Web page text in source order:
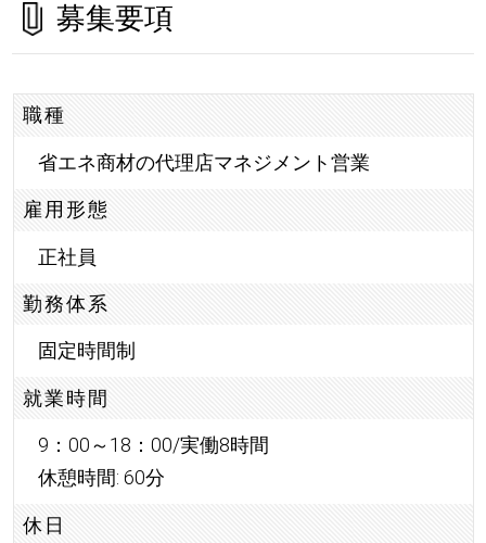
募集要項
職種
省エネ商材の代理店マネジメント営業
雇用形態
正社員
勤務体系
固定時間制
就業時間
9：00～18：00/実働8時間
休憩時間: 60分
休日